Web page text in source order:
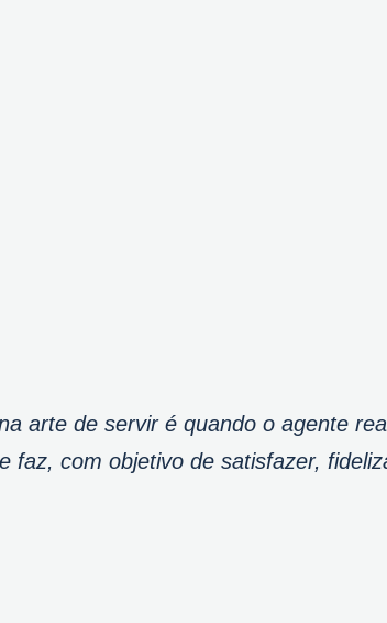
arte de servir é quando o agente
faz, com objetivo de satisfazer,